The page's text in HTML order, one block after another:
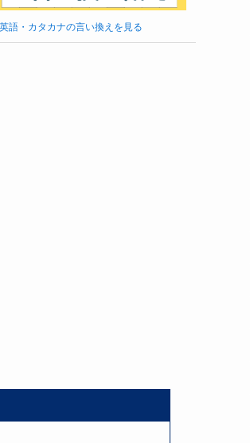
英語・カタカナの言い換えを見る